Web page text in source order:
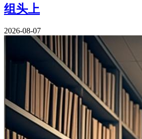
组头上
2026-08-07